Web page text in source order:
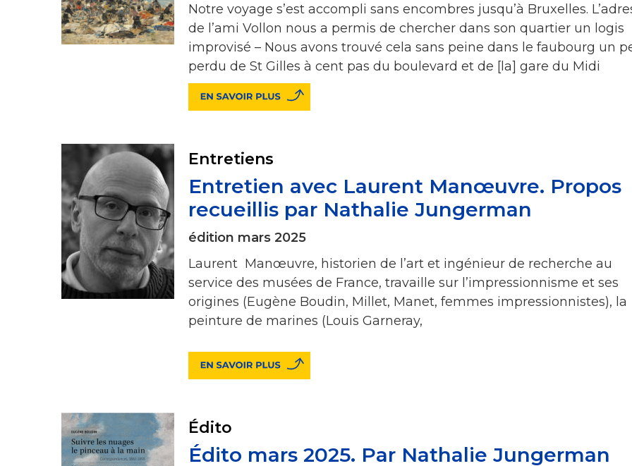
Notre voyage s’est accompli sans encombres jusqu’à Bruxelles.
de l’ami Vollon nous a permis de chercher dans son quartier un logis
improvisé – Nous avons trouvé cela sans peine dans le faubourg un
perdu de St Gilles à cent pas du boulevard et de [la] gare du Midi
Entretiens
Entretien avec Laurent Manœuvre. Propos
recueillis par Nathalie Jungerman
édition mars 2025
Laurent Manœuvre, historien de l’art et ingénieur de recherche au
service des musées de France, travaille sur l’impressionnisme et ses
origines (Eugène Boudin, Millet, Manet, femmes impressionnistes), la
peinture de marines (Louis Garneray,
Édito
Édito mars 2025. Par Nathalie Jungerman